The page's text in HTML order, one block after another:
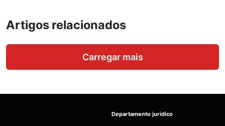
Artigos relacionados
Carregar mais
Departamento jurídico